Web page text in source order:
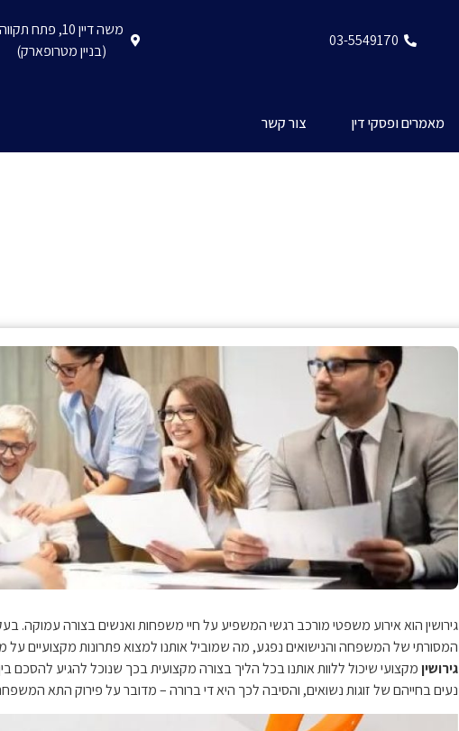
03-5549170
משה דיין 10, פתח תקווה
(בניין מטרופארק)
מאמרים ופסקי דין צור קשר
גירושין הוא אירוע משפטי מורכב רגשי המשפיע על חיי משפחות ואנשים בצורה עמוקה.
המסורתי של המשפחה והנישואים נפגע, מה שמוביל אותנו למצוא פתרונות מקצועיים על
גירושיןמקצועי שיכול ללוות אותנו בכל הליך בצורה מקצועית בכך שנוכל להגיע להסכם
נעים בחייהם של זוגות נשואים, והסיבה לכך היא די ברורה – מדובר על פירוק התא